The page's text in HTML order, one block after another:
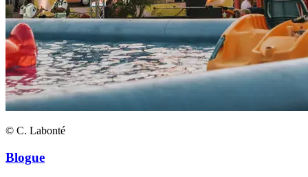
© C. Labonté
Blogue